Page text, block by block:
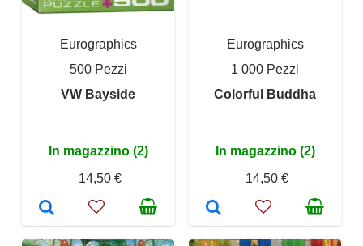
Eurographics
500 Pezzi
VW Bayside
In magazzino (2)
14,50 €
Eurographics
1 000 Pezzi
Colorful Buddha
In magazzino (2)
14,50 €